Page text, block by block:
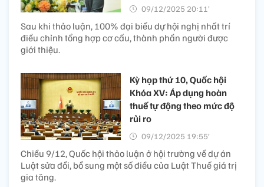
09/12/2025 20:11’
Sau khi thảo luận, 100% đại biểu dự hội nghị nhất trí
điều chỉnh tổng hợp cơ cấu, thành phần người được
giới thiệu.
Kỳ họp thứ 10, Quốc hội
Khóa XV: Áp dụng hoàn
thuế tự động theo mức độ
rủi ro
09/12/2025 19:55’
Chiều 9/12, Quốc hội thảo luận ở hội trường về dự án
Luật sửa đổi, bổ sung một số điều của Luật Thuế giá trị
gia tăng.